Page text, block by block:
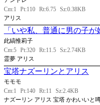
Cm:1
Pt:110 Rt:6.75 Sz:0.38KB
アリス
「いや私、普通に男の子
此縞惟莉子
Cm:5 Pt:320 Rt:11.5 Sz:2.74KB
霊夢 アリス
宝塔ナズーリンとアリス
モモモ
Cm:1
Pt:140 Rt:11
Sz:2.4KB
ナズーリン アリス 宝塔 かわいいと